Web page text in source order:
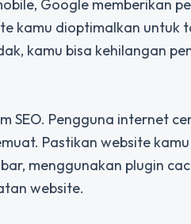
Google memberikan
kamu dioptimalkan untuk
kamu bisa kehilangan
SEO. Pengguna internet
Pastikan website
menggunakan plugin
website.